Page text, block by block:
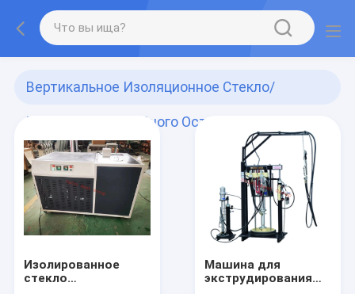
Вертикальное Изоляционное Стекло/
Машина Для Двойного Остекления
(436)
Изолированное
стекло
Машина для
экструдирования